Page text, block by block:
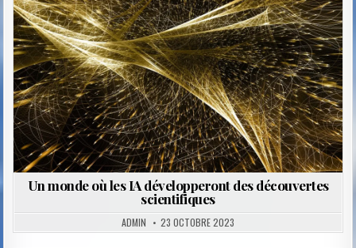
Un monde où les IA développeront des découvertes
scientifiques
ADMIN 23 OCTOBRE 2023